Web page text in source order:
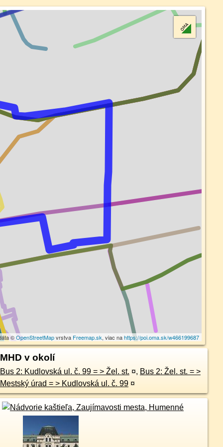
©OpenStreetMapvrstva Freemap.sk, viac nahttps://poi.oma.sk/w466199687
MHD v okolí
Bus 2: Kudlovská ul. č. 99 = > Žel. st. ¤, Bus 2: Žel. st. = >
Mestský úrad = > Kudlovská ul. č. 99 ¤